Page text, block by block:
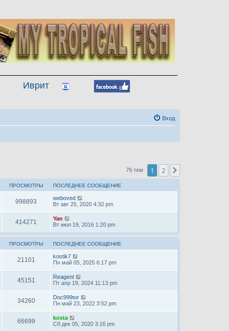
Иврит
Вход
76 тем 1 2
ПРОСМОТРЫ ПОСЛЕДНЕЕ СООБЩЕНИЕ
998893
weboved
Вт авг 25, 2020 4:32 pm
414271
Yan
Вт июл 19, 2016 1:20 pm
ПРОСМОТРЫ ПОСЛЕДНЕЕ СООБЩЕНИЕ
21101
kostik7
Пн май 05, 2025 6:17 pm
45151
Reagent
Пт апр 19, 2024 11:13 pm
34260
Doc999tor
Пн май 23, 2022 3:52 pm
66699
kosta
Сб дек 05, 2020 3:16 pm